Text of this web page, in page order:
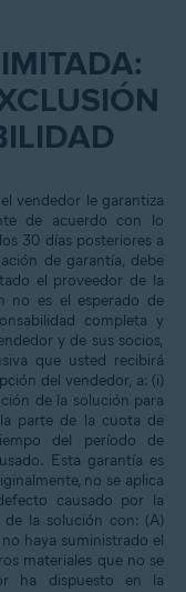
vendedor le garantiza
de acuerdo con lo
30 días posteriores a
de garantía, debe
el proveedor de la
no es el esperado de
completa y
y de sus socios,
que usted recibirá
del vendedor, a: (i)
de la solución para
parte de la cuota de
del período de
Esta garantía es
no se aplica
causado por la
la solución con: (A)
haya suministrado el
materiales que no se
ha dispuesto en la